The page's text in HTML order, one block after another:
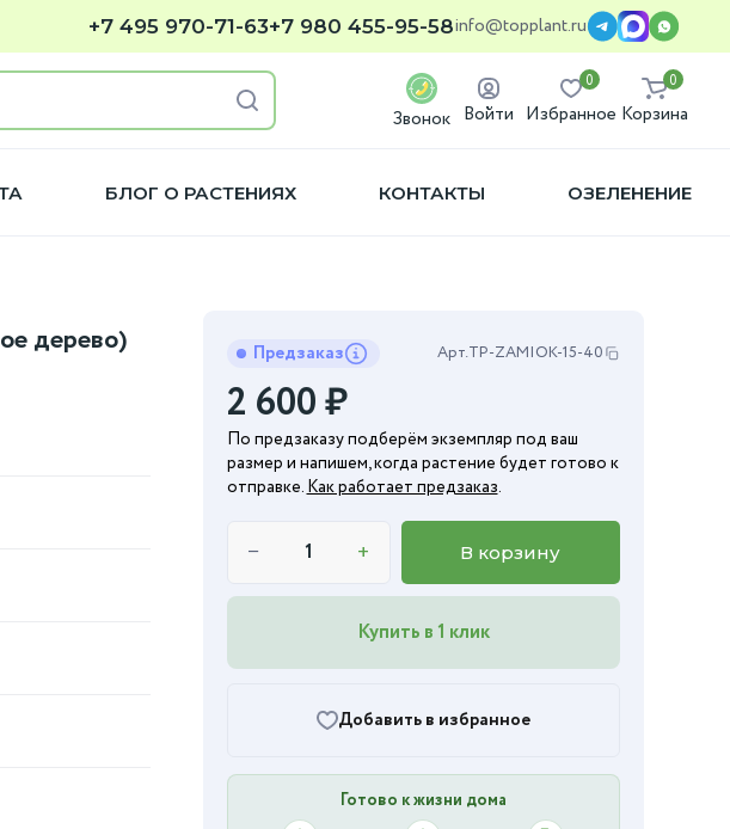
+7 495 970-71-63+7 980 455-95-58info@topplant.ru
Звонок Войти
0
Избранное
0
Корзина
БЛОГ О РАСТЕНИЯХ КОНТАКТЫ ОЗЕЛЕНЕНИЕ
дерево)
Предзаказ Арт.TP-ZAMIOK-15-40
2 600₽
По предзаказу подберём экземпляр под ваш
размер и напишем, когда растение будет готово к
отправке.Как работает предзаказ.
− + В корзину
Купить в 1 клик
Добавить в избранное
Готово к жизни дома